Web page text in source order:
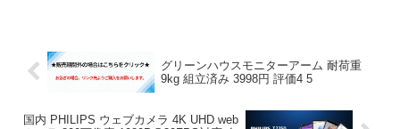
グリーンハウスモニターアーム 耐荷重
9kg 組立済み 3998円 評価4 5
国内 PHILIPS ウェブカメラ 4K UHD web